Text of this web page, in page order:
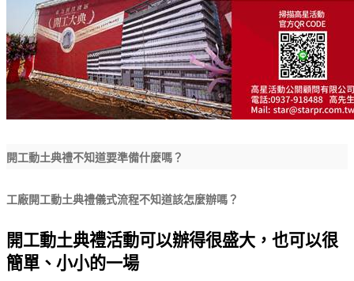
開工動土典禮不知道要準備什麼嗎？
工廠開工動土典禮儀式流程不知道該怎麼辦嗎？
開工動土典禮活動可以辦得很盛大，也可以很
簡單、小小的一場